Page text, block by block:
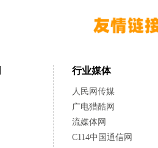
行业媒体
人民网传媒
广电猎酷网
流媒体网
C114中国通信网